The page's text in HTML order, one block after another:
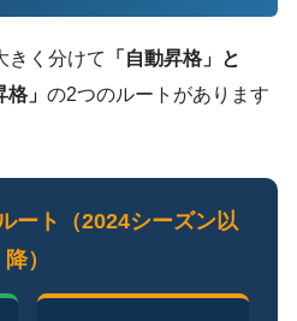
きく分けて
「自動昇格」と
」 の2つのルートがあります
ート（2024シーズン以
降）